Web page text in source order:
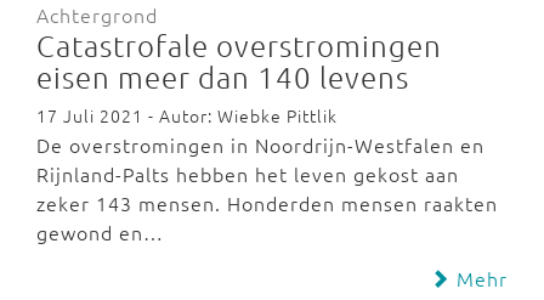
Achtergrond
Catastrofale overstromingen
eisen meer dan 140 levens
17 Juli 2021 - Autor: Wiebke Pittlik
De overstromingen in Noordrijn-Westfalen en
Rijnland-Palts hebben het leven gekost aan
zeker 143 mensen. Honderden mensen raakten
gewond en…
Mehr